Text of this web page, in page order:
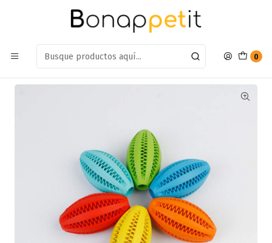
0
Estamos en: Antumalal 612, Quilicura Míranos en Maps
Pelota Para Perro Dentada Ovalada